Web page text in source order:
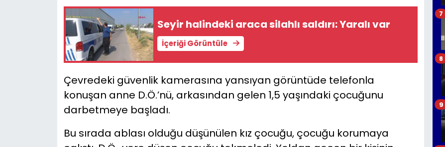
Seyir halindeki araca silahlı saldırı: Yaralı var
İçeriği Görüntüle
Çevredeki güvenlik kamerasına yansıyan görüntüde telefonla
konuşan anne D.Ö.’nü, arkasından gelen 1,5 yaşındaki çocuğunu
darbetmeye başladı.
Bu sırada ablası olduğu düşünülen kız çocuğu, çocuğu korumaya
7
8
9